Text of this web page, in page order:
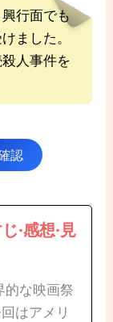
行面でも
ました。
人事件を
認
·感想·見
的な映画祭
はアメリ